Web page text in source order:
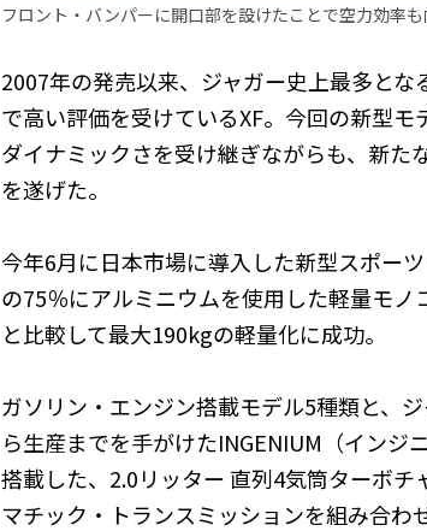
フロント・バンパーに開口部を設けたことで空力効率も
2007年の発売以来、ジャガー史上最多と
で高い評価を受けているXF。今回の新型
ダイナミックさを受け継ぎながらも、新た
を遂げた。
今年6月に日本市場に導入した新型スポー
の75％にアルミニウムを使用した軽量モノ
と比較して最大190kgの軽量化に成功。
ガソリン・エンジン搭載モデル5種類と、
ら生産までを手がけたINGENIUM（インジ
搭載した、2.0リッター 直列4気筒ターボ
マチック・トランスミッションを組み合わ